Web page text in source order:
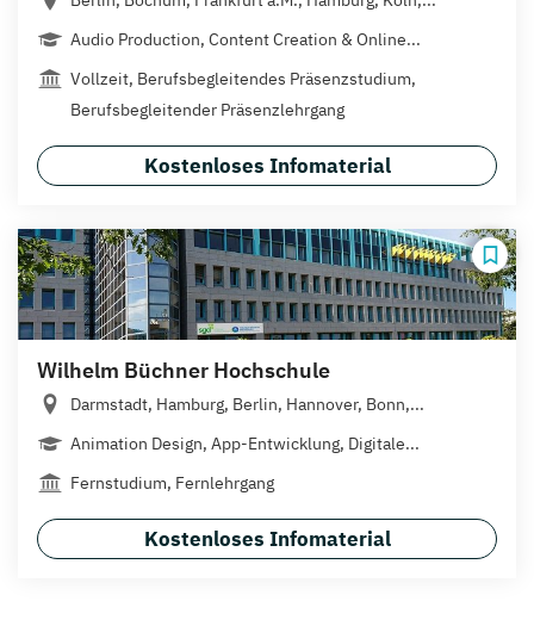
Audio Production, Content Creation & Online...
Vollzeit, Berufsbegleitendes Präsenzstudium,
Berufsbegleitender Präsenzlehrgang
Kostenloses Infomaterial
Wilhelm Büchner Hochschule
Darmstadt, Hamburg, Berlin, Hannover, Bonn,...
Animation Design, App-Entwicklung, Digitale...
Fernstudium, Fernlehrgang
Kostenloses Infomaterial